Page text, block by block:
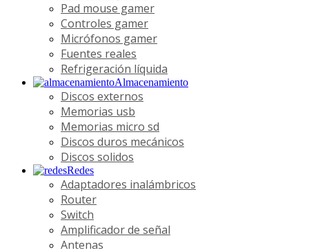
Pad mouse gamer
Controles gamer
Micrófonos gamer
Fuentes reales
Refrigeración líquida
Almacenamiento
Discos externos
Memorias usb
Memorias micro sd
Discos duros mecánicos
Discos solidos
Redes
Adaptadores inalámbricos
Router
Switch
Amplificador de señal
Antenas